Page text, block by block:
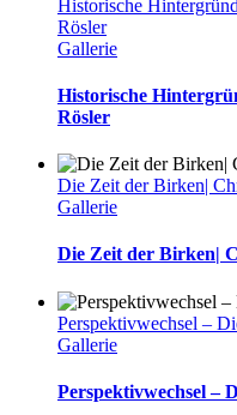
Historische
Rösler
Gallerie
Historische
Rösler
Die Zeit der Birken|
Gallerie
Die Zeit der Birken|
Perspektivwechsel –
Gallerie
Perspektivwechsel –